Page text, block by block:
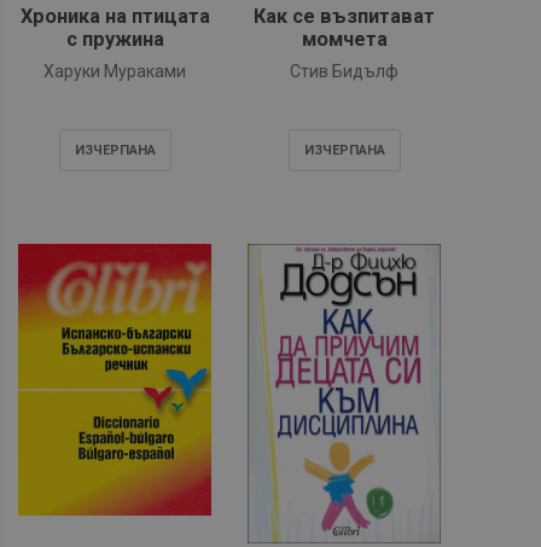
Хроника на птицата
с пружина
Харуки Мураками
ИЗЧЕРПАНA
Как се възпитават
момчета
Стив Бидълф
ИЗЧЕРПАНA